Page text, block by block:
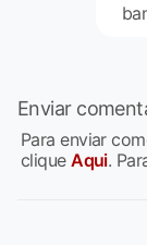
Enviar
Para enviar
cliqueAqui.